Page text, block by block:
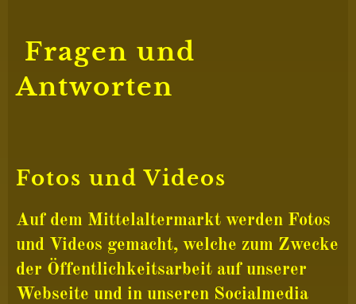
Fragen und
Antworten
Fotos und Videos
Auf dem Mittelaltermarkt werden Fotos
und Videos gemacht, welche zum Zwecke
der Öffentlichkeitsarbeit auf unserer
Webseite und in unseren Socialmedia